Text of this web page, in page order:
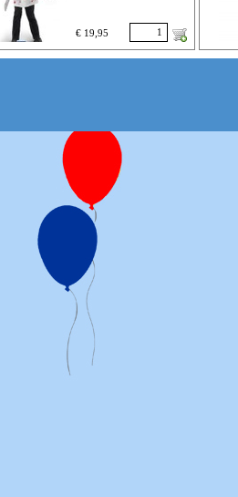
€ 19,95